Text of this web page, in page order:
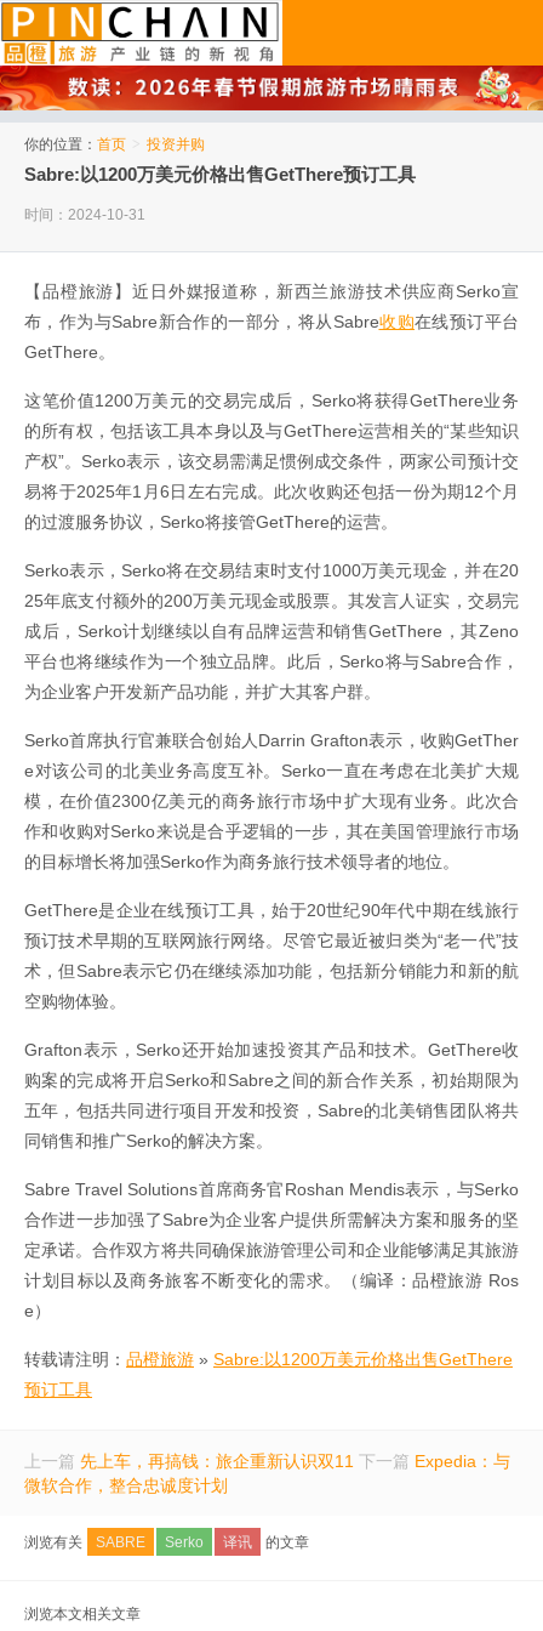
你的位置： 首页 > 投资并购
Sabre:以1200万美元价格出售GetThere预订工具
时间：2024-10-31
【品橙旅游】近日外媒报道称，新西兰旅游技术供应商Serko宣
布，作为与Sabre新合作的一部分，将从Sabre收购在线预订平台
GetThere。
这笔价值1200万美元的交易完成后，Serko将获得GetThere业务
的所有权，包括该工具本身以及与GetThere运营相关的“某些知识
产权”。Serko表示，该交易需满足惯例成交条件，两家公司预计交
易将于2025年1月6日左右完成。此次收购还包括一份为期12个月
的过渡服务协议，Serko将接管GetThere的运营。
Serko表示，Serko将在交易结束时支付1000万美元现金，并在20
25年底支付额外的200万美元现金或股票。其发言人证实，交易完
成后，Serko计划继续以自有品牌运营和销售GetThere，其Zeno
平台也将继续作为一个独立品牌。此后，Serko将与Sabre合作，
为企业客户开发新产品功能，并扩大其客户群。
Serko首席执行官兼联合创始人Darrin Grafton表示，收购GetTher
e对该公司的北美业务高度互补。Serko一直在考虑在北美扩大规
模，在价值2300亿美元的商务旅行市场中扩大现有业务。此次合
作和收购对Serko来说是合乎逻辑的一步，其在美国管理旅行市场
的目标增长将加强Serko作为商务旅行技术领导者的地位。
GetThere是企业在线预订工具，始于20世纪90年代中期在线旅行
预订技术早期的互联网旅行网络。尽管它最近被归类为“老一代”技
术，但Sabre表示它仍在继续添加功能，包括新分销能力和新的航
空购物体验。
Grafton表示，Serko还开始加速投资其产品和技术。GetThere收
购案的完成将开启Serko和Sabre之间的新合作关系，初始期限为
五年，包括共同进行项目开发和投资，Sabre的北美销售团队将共
同销售和推广Serko的解决方案。
Sabre Travel Solutions首席商务官Roshan Mendis表示，与Serko
合作进一步加强了Sabre为企业客户提供所需解决方案和服务的坚
定承诺。合作双方将共同确保旅游管理公司和企业能够满足其旅游
计划目标以及商务旅客不断变化的需求。（编译：品橙旅游 Ros
e）
转载请注明： 品橙旅游 » Sabre:以1200万美元价格出售GetThere
预订工具
上一篇 先上车，再搞钱：旅企重新认识双11 下一篇 Expedia：与
微软合作，整合忠诚度计划
浏览有关 SABRE Serko 译讯 的文章
浏览本文相关文章